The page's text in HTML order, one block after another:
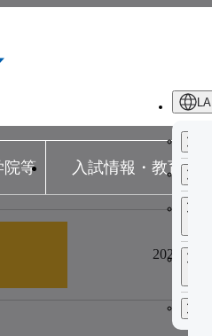
院等 入試情報・教育連携
2026年08